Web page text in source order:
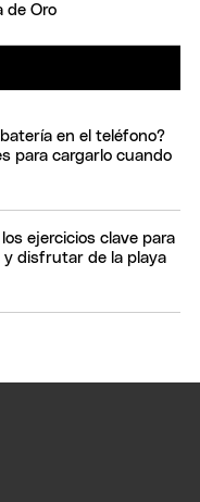
de Oro
en el teléfono?
para cargarlo cuando
ejercicios clave para
disfrutar de la playa